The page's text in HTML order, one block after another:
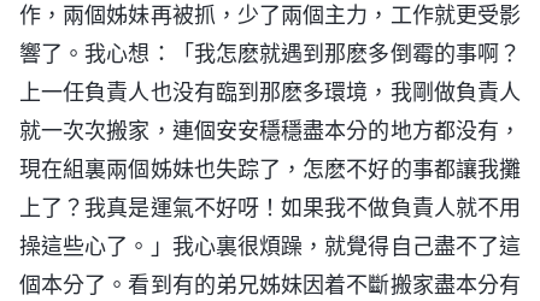
作，兩個姊妹再被抓，少了兩個主力，工作就更受影
響了。我心想：「我怎麽就遇到那麽多倒霉的事啊？
上一任負責人也没有臨到那麽多環境，我剛做負責人
就一次次搬家，連個安安穩穩盡本分的地方都没有，
現在組裏兩個姊妹也失踪了，怎麽不好的事都讓我攤
上了？我真是運氣不好呀！如果我不做負責人就不用
操這些心了。」我心裏很煩躁，就覺得自己盡不了這
個本分了。看到有的弟兄姊妹因着不斷搬家盡本分有